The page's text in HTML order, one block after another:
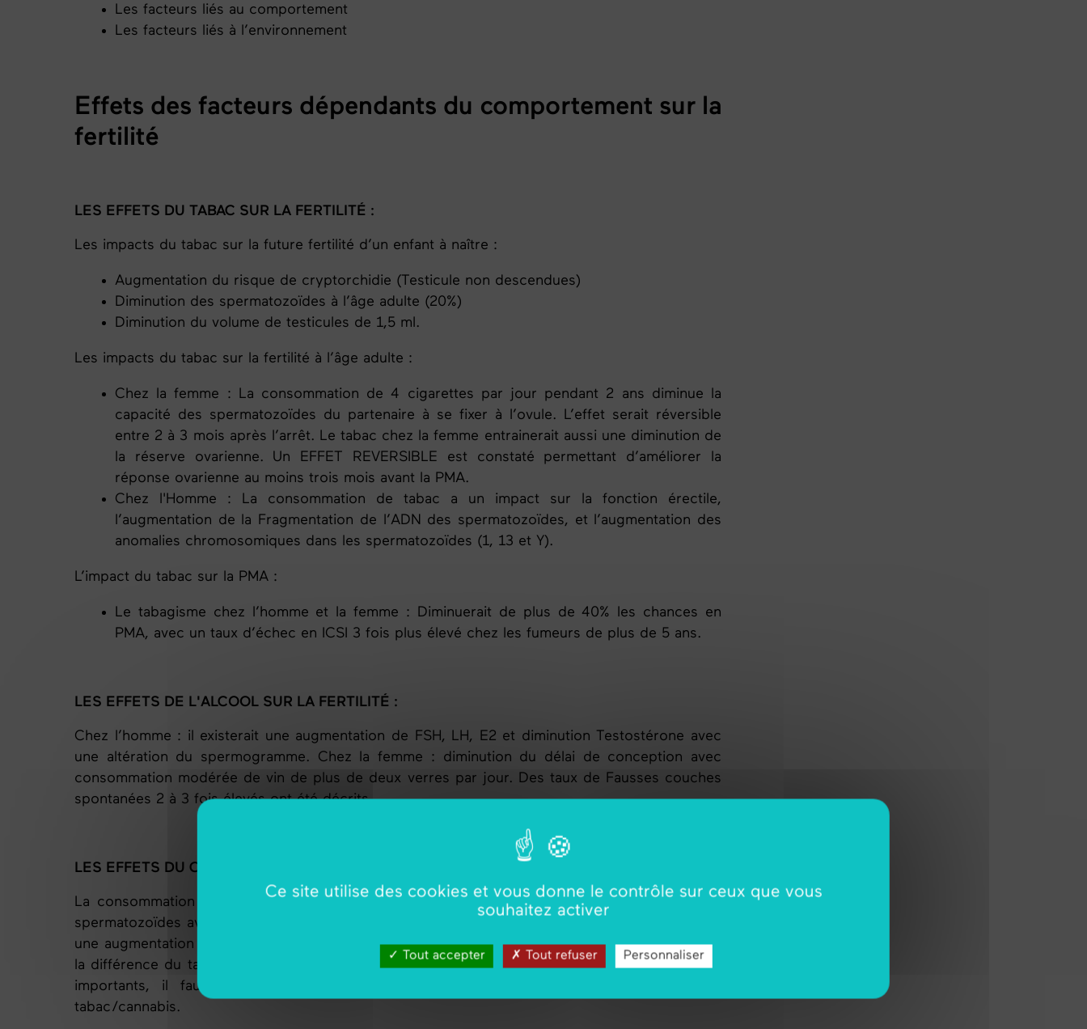
Les facteurs liés au comportement
Les facteurs liés à l’environnement
Effets des facteurs dépendants du comportement sur la
fertilité
LES EFFETS DU TABAC SUR LA FERTILITÉ :
Les impacts du tabac sur la future fertilité d’un enfant à naître :
Augmentation du risque de cryptorchidie (Testicule non descendues)
Diminution des spermatozoïdes à l’âge adulte (20%)
Diminution du volume de testicules de 1,5 ml.
Les impacts du tabac sur la fertilité à l’âge adulte :
Chez la femme : La consommation de 4 cigarettes par jour pendant 2 ans diminue la
capacité des spermatozoïdes du partenaire à se fixer à l’ovule. L’effet serait réversible
entre 2 à 3 mois après l’arrêt. Le tabac chez la femme entrainerait aussi une diminution de
la réserve ovarienne. Un EFFET REVERSIBLE est constaté permettant d’améliorer la
réponse ovarienne au moins trois mois avant la PMA.
Chez l'Homme : La consommation de tabac a un impact sur la fonction érectile,
l’augmentation de la Fragmentation de l’ADN des spermatozoïdes, et l’augmentation des
anomalies chromosomiques dans les spermatozoïdes (1, 13 et Y).
L’impact du tabac sur la PMA :
Le tabagisme chez l’homme et la femme : Diminuerait de plus de 40% les chances en
PMA, avec un taux d’échec en ICSI 3 fois plus élevé chez les fumeurs de plus de 5 ans.
LES EFFETS DE L'ALCOOL SUR LA FERTILITÉ :
Chez l’homme : il existerait une augmentation de FSH, LH, E2 et diminution Testostérone avec
une altération du spermogramme. Chez la femme : diminution du délai de conception avec
consommation modérée de vin de plus de deux verres par jour. Des taux de Fausses couches
spontanées 2 à 3 fois élevés ont été décrits.
LES EFFETS DU CANNABIS SUR LA FERTILITÉ :
La consommation de cannabis est en nette progression, ainsi une diminution du nombre de
spermatozoïdes avec une augmentation des anomalies de la morphologie ont été
une augmentation de l’hyperactivité
entraînantune diminution de la capacité de fécondance. A
la différence du tabac, le cannabis a une élimination très lente et les effets délétères sont plus
importants, il faut remarquer que le plus souvent les deux facteurs sont associés :
tabac/cannabis.
Ce site utilise des cookies et vous donne le contrôle sur ceux que vous
souhaitez activer
Tout accepter Tout refuser Personnaliser